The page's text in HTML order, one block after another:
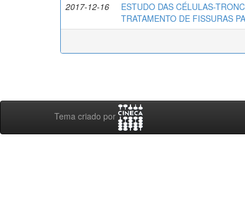
2017-12-16
ESTUDO DAS CÉLULAS-
TRATAMENTO DE FISSURAS
Tema criado por